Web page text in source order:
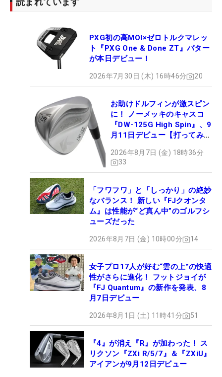
PXG初の高MOI×ゼロトルクマレッ
ト『PXG One & Done ZT』パター
が本日デビュー！
2026年7月30日 (木) 16時46分 20
お助けドルフィンが激スピン
に！ ノーメッキのキャスコ
『DW-125G High Spin』、9
月11日デビュー【打ってみ
2026年8月7日 (金) 18時36分
33
「フワフワ」と「しっかり」の絶妙
なバランス！ 新しい『FJクオンタ
ム』は性能が“ど真ん中”のゴルフシ
ューズだった
2026年8月7日 (金) 10時00分 14
女子プロ17人が好む“雲の上”の快適
性がさらに進化！ フットジョイが
『FJ Quantum』の新作を発表、8
月7日デビュー
2026年8月1日 (土) 11時41分 51
『4』が消え『R』が加わった！ ス
リクソン『ZXi R/5/7』＆『ZXiU』
アイアンが9月12日デビュー